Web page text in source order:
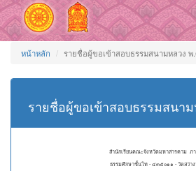
หน้าหลัก รายชื่อผู้ขอเข้าสอบธรรมสนามหลวง
รายชื่อผู้ขอเข้าสอบธรรมสนา
สำนักเรียนคณะจังหวัดมหาสารคาม ภ
ธรรมศึกษาชั้นโท - ๔๓๕๐๑๑ - วัดสว่าง